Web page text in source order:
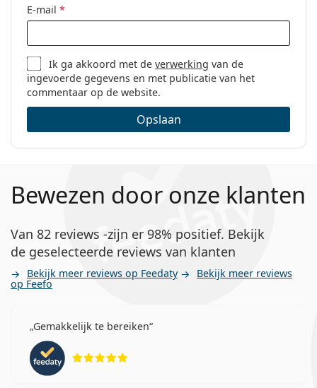
E-mail *
Ik ga akkoord met deverwerking van de
ingevoerde gegevens en met publicatie van het
commentaar op de website.
Opslaan
Bewezen door onze klanten
Van 82 reviews -zijn er 98% positief. Bekijk
de geselecteerde reviews van klanten
Bekijk meer reviews op Feedaty Bekijk meer reviews
op Feefo
Gemakkelijk te bereiken